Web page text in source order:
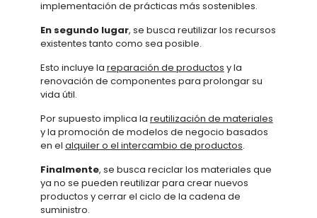
implementación de prácticas más sostenibles.
En segundo lugar, se busca reutilizar los recursos
existentes tanto como sea posible.
Esto incluye la reparación de productos y la
renovación de componentes para prolongar su
vida útil.
Por supuesto implica la reutilización de materiales
y la promoción de modelos de negocio basados
en el alquiler o el intercambio de productos.
Finalmente, se busca reciclar los materiales que
ya no se pueden reutilizar para crear nuevos
productos y cerrar el ciclo de la cadena de
suministro.